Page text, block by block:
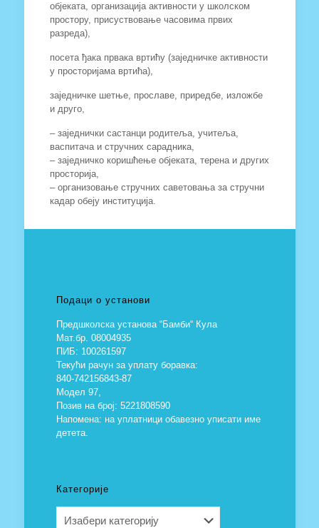
објеката, организација активности у школском
простору, присуствовање часовима првих
разреда),
посета ђака првака вртићу (заједничке активности
у просторијама вртића),
заједничке шетње, прославе, приредбе, изложбе
и друго,
– заједнички састанци родитеља, учитеља,
васпитача и стручних сарадника,
– заједничко коришћење објеката, терена и других
просторија,
– организовање стручних саветовања за стручни
кадар обеју институција.
Подаци о установи
Предшколска установа “Бамби“ Кула
Мат.бр. 08004935
ПИБ: 100261597
Текући рачун за уплату боравка:
840-742156843-87
Модел 97,
Позив на број: 5221808590
Напомена: на уплатници обавезно уписати име
детета.
Категорије